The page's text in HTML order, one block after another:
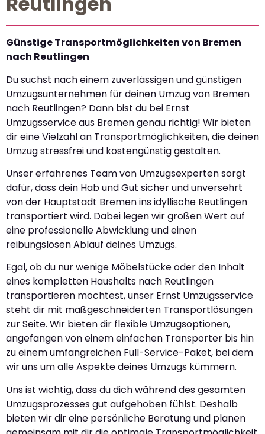
Günstige Transportmöglichkeiten von Bremen
nach Reutlingen
Du suchst nach einem zuverlässigen und günstigen
Umzugsunternehmen für deinen Umzug von Bremen
nach Reutlingen? Dann bist du bei Ernst
Umzugsservice aus Bremen genau richtig! Wir bieten
dir eine Vielzahl an Transportmöglichkeiten, die deinen
Umzug stressfrei und kostengünstig gestalten.
Unser erfahrenes Team von Umzugsexperten sorgt
dafür, dass dein Hab und Gut sicher und unversehrt
von der Hauptstadt Bremen ins idyllische Reutlingen
transportiert wird. Dabei legen wir großen Wert auf
eine professionelle Abwicklung und einen
reibungslosen Ablauf deines Umzugs.
Egal, ob du nur wenige Möbelstücke oder den Inhalt
eines kompletten Haushalts nach Reutlingen
transportieren möchtest, unser Ernst Umzugsservice
steht dir mit maßgeschneiderten Transportlösungen
zur Seite. Wir bieten dir flexible Umzugsoptionen,
angefangen von einem einfachen Transporter bis hin
zu einem umfangreichen Full-Service-Paket, bei dem
wir uns um alle Aspekte deines Umzugs kümmern.
Uns ist wichtig, dass du dich während des gesamten
Umzugsprozesses gut aufgehoben fühlst. Deshalb
bieten wir dir eine persönliche Beratung und planen